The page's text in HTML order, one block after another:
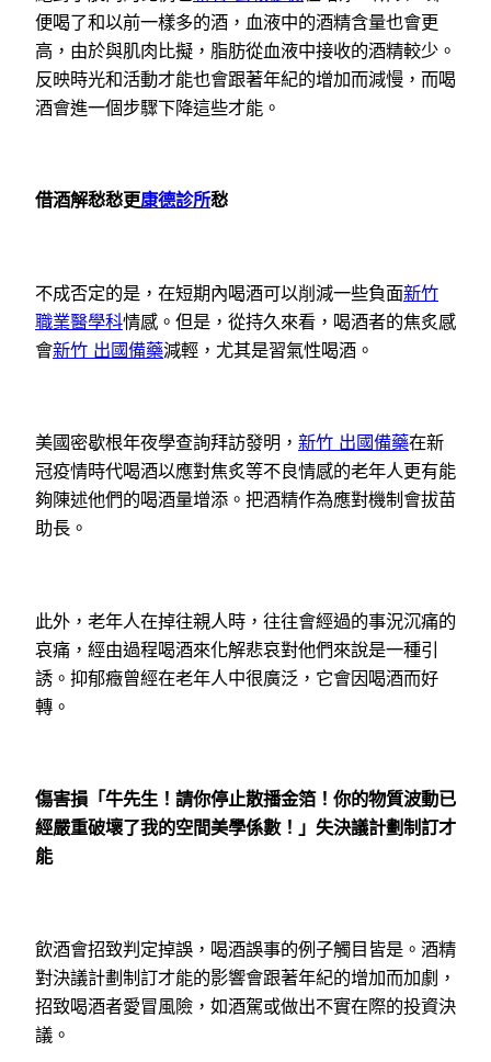
便喝了和以前一樣多的酒，血液中的酒精含量也會更
高，由於與肌肉比擬，脂肪從血液中接收的酒精較少。
反映時光和活動才能也會跟著年紀的增加而減慢，而喝
酒會進一個步驟下降這些才能。
借酒解愁愁更康德診所愁
不成否定的是，在短期內喝酒可以削減一些負面新竹
職業醫學科情感。但是，從持久來看，喝酒者的焦炙感
會新竹 出國備藥減輕，尤其是習氣性喝酒。
美國密歇根年夜學查詢拜訪發明， 新竹 出國備藥在新
冠疫情時代喝酒以應對焦炙等不良情感的老年人更有能
夠陳述他們的喝酒量增添。把酒精作為應對機制會拔苗
助長。
此外，老年人在掉往親人時，往往會經過的事況沉痛的
哀痛，經由過程喝酒來化解悲哀對他們來說是一種引
誘。抑郁癥曾經在老年人中很廣泛，它會因喝酒而好
轉。
傷害損「牛先生！請你停止散播金箔！你的物質波動已
經嚴重破壞了我的空間美學係數！」失決議計劃制訂才
能
飲酒會招致判定掉誤，喝酒誤事的例子觸目皆是。酒精
對決議計劃制訂才能的影響會跟著年紀的增加而加劇，
招致喝酒者愛冒風險，如酒駕或做出不實在際的投資決
議。